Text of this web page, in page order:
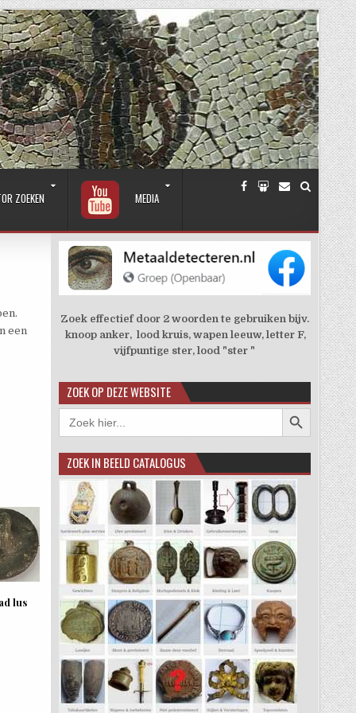
ZOEKEN MEDIA
een
lus
Zoek effectief door 2 woorden te gebruiken bijv.
knoop anker, lood kruis, wapen leeuw, letter F,
vijfpuntige ster, lood "ster "
ZOEK OP DEZE WEBSITE
Zoek
naar:
Zoekknop
ZOEK IN BEELD CATALOGUS